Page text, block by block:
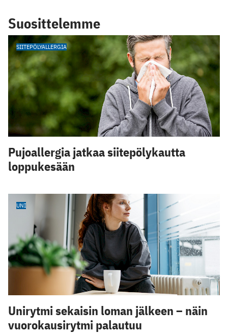
Suosittelemme
SIITEPÖLYALLERGIA
Pujoallergia jatkaa siitepölykautta
loppukesään
UNI
Unirytmi sekaisin loman jälkeen – näin
vuorokausirytmi palautuu